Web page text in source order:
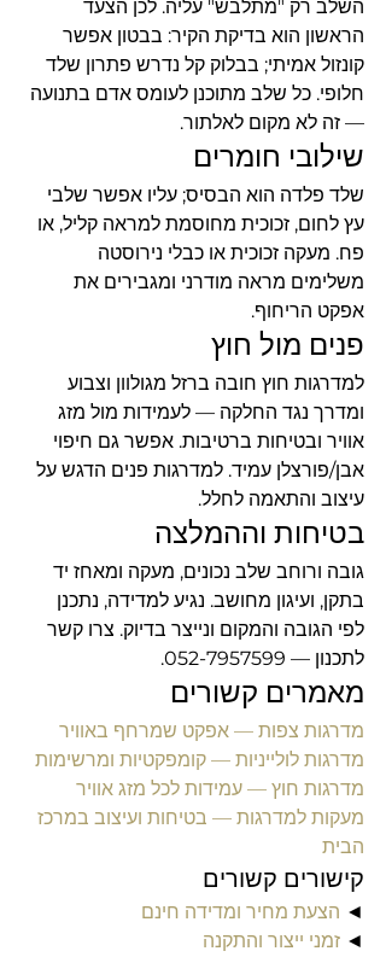
השלב רק "מתלבש" עליה. לכן הצעד
הראשון הוא בדיקת הקיר: בבטון אפשר
קונזול אמיתי; בבלוק קל נדרש פתרון שלד
חלופי. כל שלב מתוכנן לעומס אדם בתנועה
— זה לא מקום לאלתור.
שילובי חומרים
שלד פלדה הוא הבסיס; עליו אפשר שלבי
עץ לחום, זכוכית מחוסמת למראה קליל, או
פח. מעקה זכוכית או כבלי נירוסטה
משלימים מראה מודרני ומגבירים את
אפקט הריחוף.
פנים מול חוץ
למדרגות חוץ חובה ברזל מגולוון וצבוע
ומדרך נגד החלקה — לעמידות מול מזג
אוויר ובטיחות ברטיבות. אפשר גם חיפוי
אבן/פורצלן עמיד. למדרגות פנים הדגש על
עיצוב והתאמה לחלל.
בטיחות וההמלצה
גובה ורוחב שלב נכונים, מעקה ומאחז יד
בתקן, ועיגון מחושב. נגיע למדידה, נתכנן
לפי הגובה והמקום ונייצר בדיוק. צרו קשר
לתכנון — 052-7957599.
מאמרים קשורים
מדרגות צפות — אפקט שמרחף באוויר
מדרגות לולייניות — קומפקטיות ומרשימות
מדרגות חוץ — עמידות לכל מזג אוויר
מעקות למדרגות — בטיחות ועיצוב במרכז
הבית
קישורים קשורים
◄ הצעת מחיר ומדידה חינם
◄ זמני ייצור והתקנה